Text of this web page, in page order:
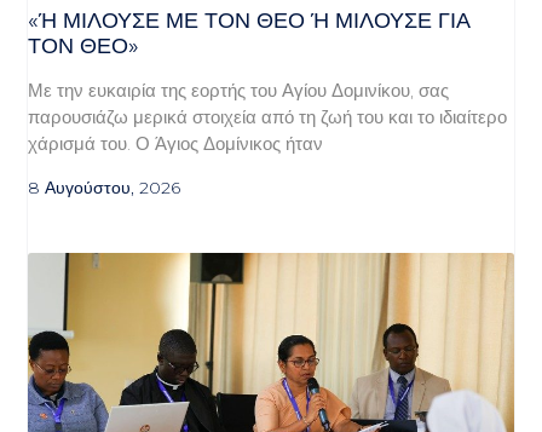
«Ή ΜΙΛΟΎΣΕ ΜΕ ΤΟΝ ΘΕΌ Ή ΜΙΛΟΎΣΕ ΓΙΑ ΤΟ
Ν ΘΕΌ»
Με την ευκαιρία της εορτής του Αγίου Δομινίκου, σας
παρουσιάζω μερικά στοιχεία από τη ζωή του και το ιδιαίτερο
χάρισμά του. Ο Άγιος Δομίνικος ήταν
8 Αυγούστου, 2026